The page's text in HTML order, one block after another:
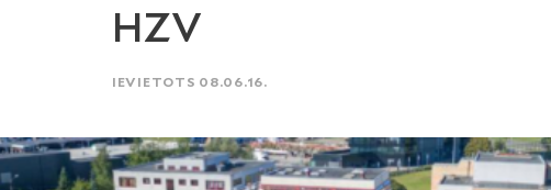
HZV
IEVIETOTS 08.06.16.